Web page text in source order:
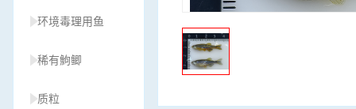
环境毒理用鱼
稀有鮈鲫
质粒